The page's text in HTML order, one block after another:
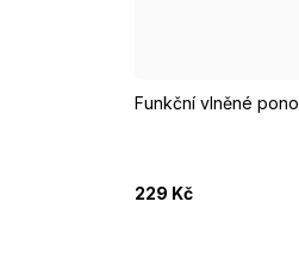
Funkční vlněné
229 Kč